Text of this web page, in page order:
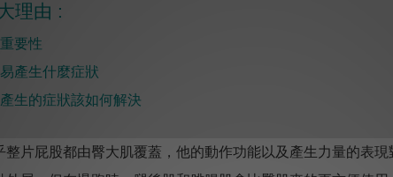
理由 :
要性
產生什麼症狀
生的症狀該如何解決
片屁股都由臀大肌覆蓋，他的動作功能以及產生力量的表